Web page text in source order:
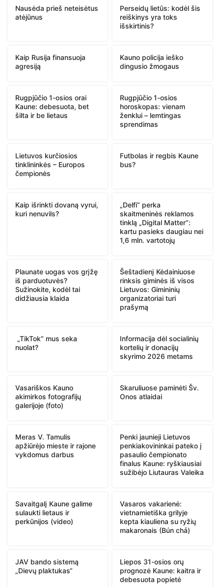
Nausėda prieš neteisėtus
atėjūnus
Perseidų lietūs: kodėl šis
reiškinys yra toks
išskirtinis?
Kaip Rusija finansuoja
agresiją
Kauno policija ieško
dingusio žmogaus
Rugpjūčio 1-osios orai
Kaune: debesuota, bet
šilta ir be lietaus
Rugpjūčio 1-osios
horoskopas: vienam
ženklui – lemtingas
sprendimas
Lietuvos kurčiosios
tinklininkės – Europos
čempionės
Futbolas ir regbis Kaune
bus?
Kaip išrinkti dovaną vyrui,
kuri nenuvils?
„Delfi“ perka
skaitmeninės reklamos
tinklą „Digital Matter“:
kartu pasieks daugiau nei
1,6 mln. vartotojų
Plaunate uogas vos grįžę
iš parduotuvės?
Sužinokite, kodėl tai
didžiausia klaida
Šeštadienį Kėdainiuose
rinksis giminės iš visos
Lietuvos: Gimininių
organizatoriai turi
prašymą
„TikTok“ mus seka
nuolat?
Informacija dėl socialinių
kortelių ir donacijų
skyrimo 2026 metams
Vasariškos Kauno
akimirkos fotografijų
galerijoje (foto)
Skaruliuose paminėti Šv.
Onos atlaidai
Meras V. Tamulis
apžiūrėjo mieste ir rajone
vykdomus darbus
Penki jaunieji Lietuvos
penkiakovininkai pateko į
pasaulio čempionato
finalus Kaune: ryškiausiai
sužibėjo Liutauras Valeika
Savaitgalį Kaune galime
sulaukti lietaus ir
perkūnijos (video)
Vasaros vakarienė:
vietnamietiška grilyje
kepta kiauliena su ryžių
makaronais (Bún chả)
JAV bando sistemą
„Dievų plaktukas“
Liepos 31-osios orų
prognozė Kaune: kaitra ir
debesuota popietė